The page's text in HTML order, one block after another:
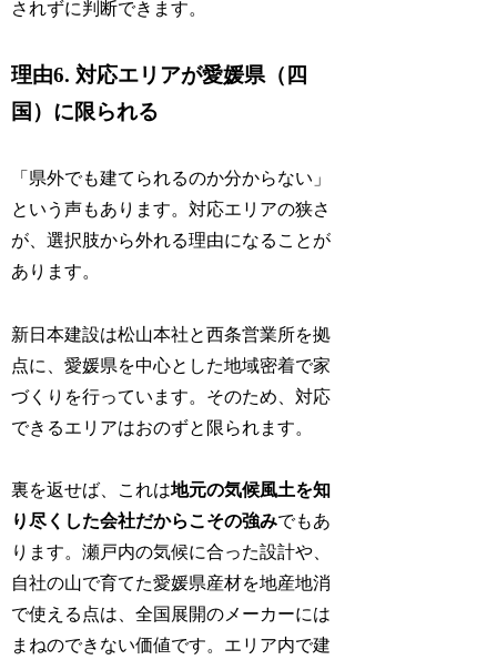
されずに判断できます。
理由6. 対応エリアが愛媛県（四
国）に限られる
「県外でも建てられるのか分からない」
という声もあります。対応エリアの狭さ
が、選択肢から外れる理由になることが
あります。
新日本建設は松山本社と西条営業所を拠
点に、愛媛県を中心とした地域密着で家
づくりを行っています。そのため、対応
できるエリアはおのずと限られます。
裏を返せば、これは地元の気候風土を知
り尽くした会社だからこその強みでもあ
ります。瀬戸内の気候に合った設計や、
自社の山で育てた愛媛県産材を地産地消
で使える点は、全国展開のメーカーには
まねのできない価値です。エリア内で建